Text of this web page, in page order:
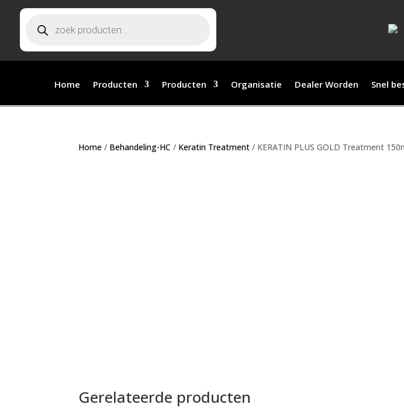
zoeken
Home Producten Producten Organisatie Dealer Worden Snel
Home / Behandeling-HC / Keratin Treatment / KERATIN PLUS GOLD Treatment
Gerelateerde producten